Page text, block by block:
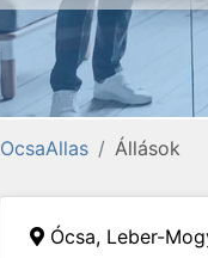
OcsaAllas Állások
Ócsa, Leber-